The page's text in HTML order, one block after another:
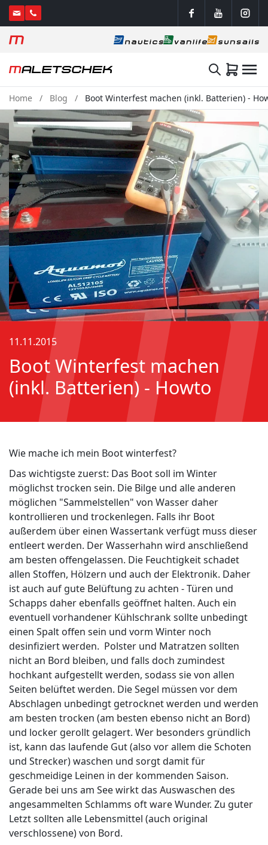
Home Blog Boot Winterfest machen (inkl. Batterien) -
11.11.2015
Boot Winterfest machen
(inkl. Batterien) - Howto
Wie mache ich mein Boot winterfest?
Das wichtigste zuerst: Das Boot soll im Winter
möglichst trocken sein. Die Bilge und alle anderen
möglichen "Sammelstellen" von Wasser daher
kontrollieren und trockenlegen. Falls ihr Boot
außerdem über einen Wassertank verfügt muss dieser
entleert werden. Der Wasserhahn wird anschließend
am besten offengelassen. Die Feuchtigkeit schadet
allen Stoffen, Hölzern und auch der Elektronik. Daher
ist auch auf gute Belüftung zu achten - Türen und
Schapps daher ebenfalls geöffnet halten. Auch ein
eventuell vorhandener Kühlschrank sollte unbedingt
einen Spalt offen sein und vorm Winter noch
desinfiziert werden. Polster und Matratzen sollten
nicht an Bord bleiben, und falls doch zumindest
hochkant aufgestellt werden, sodass sie von allen
Seiten belüftet werden. Die Segel müssen vor dem
Abschlagen unbedingt getrocknet werden und werden
am besten trocken (am besten ebenso nicht an Bord)
und locker gerollt gelagert. Wer besonders gründlich
ist, kann das laufende Gut (also vor allem die Schoten
und Strecker) waschen und sorgt damit für
geschmeidige Leinen in der kommenden Saison.
Gerade bei uns am See wirkt das Auswaschen des
angesammelten Schlamms oft ware Wunder. Zu guter
Letzt sollten alle Lebensmittel (auch original
verschlossene) von Bord.